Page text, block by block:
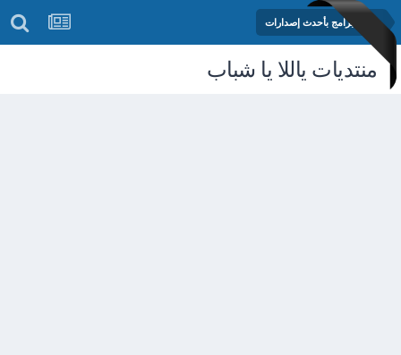
مكتبة البرامج بأحدث إصدارات
منتديات ياللا يا شباب